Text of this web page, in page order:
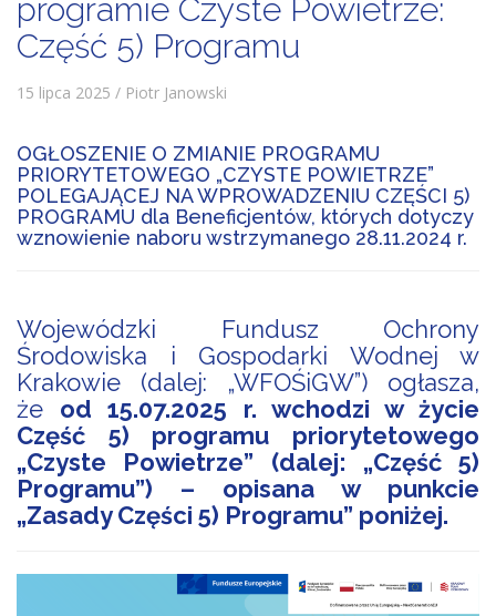
programie Czyste Powietrze:
Część 5) Programu
15 lipca 2025 / Piotr Janowski
OGŁOSZENIE O ZMIANIE PROGRAMU
PRIORYTETOWEGO „CZYSTE POWIETRZE”
POLEGAJĄCEJ NA WPROWADZENIU CZĘŚCI 5)
PROGRAMU dla Beneficjentów, których dotyczy
wznowienie naboru wstrzymanego 28.11.2024 r.
Wojewódzki Fundusz Ochrony
Środowiska i Gospodarki Wodnej w
Krakowie (dalej: „WFOŚiGW”) ogłasza,
że od 15.07.2025 r. wchodzi w życie
Część 5) programu priorytetowego
„Czyste Powietrze” (dalej: „Część 5)
Programu”) – opisana w punkcie
„Zasady Części 5) Programu” poniżej.